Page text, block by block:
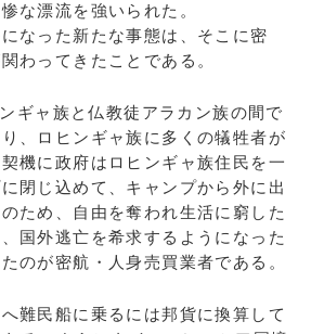
な漂流を強いられた。
なった新たな事態は、そこに密
わってきたことである。
ギャ族と仏教徒アラカン族の間で
、ロヒンギャ族に多くの犠牲者が
機に政府はロヒンギャ族住民を一
閉じ込めて、キャンプから外に出
ため、自由を奪われ生活に窮した
国外逃亡を希求するようになった
のが密航・人身売買業者である。
難民船に乗るには邦貨に換算して